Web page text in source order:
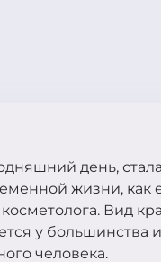
день,
жизни,
Вид
у большинства
человека.